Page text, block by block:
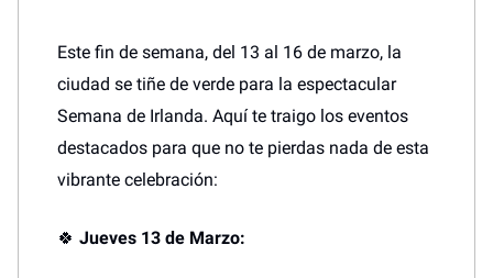
Este fin de semana, del 13 al 16 de marzo, la
ciudad se tiñe de verde para la espectacular
Semana de Irlanda. Aquí te traigo los eventos
destacados para que no te pierdas nada de esta
vibrante celebración:
🍀 Jueves 13 de Marzo: